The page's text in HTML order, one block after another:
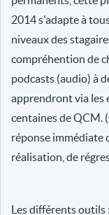
2014 s'adapte à
niveaux des
compréhention de
podcasts (audio) à
apprendront via les
centaines de QCM.
réponse immédiate
réalisation, de
Les différents outils :